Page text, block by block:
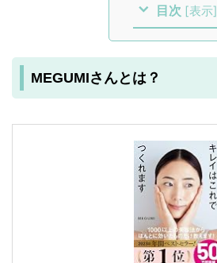
目次 [表示]
MEGUMIさんとは？